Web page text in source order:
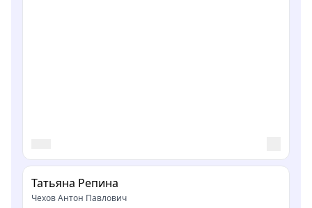
Татьяна Репина
Чехов Антон Павлович